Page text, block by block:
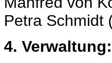
Petra Schmidt
4. Verwaltung: